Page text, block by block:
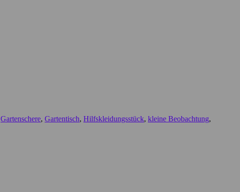
Gartenschere, Gartentisch, Hilfskleidungsstück, kleine Beobachtung,